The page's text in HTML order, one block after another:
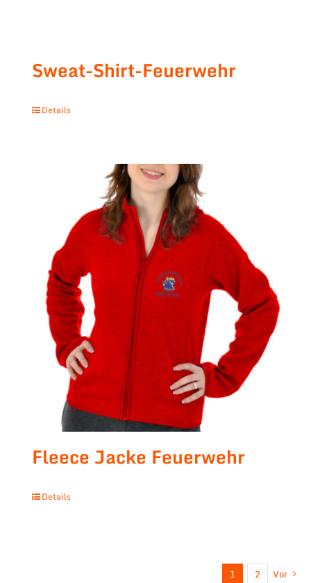
Sweat-Shirt-Feuerwehr
Details
Fleece Jacke Feuerwehr
Details
1 2 Vor